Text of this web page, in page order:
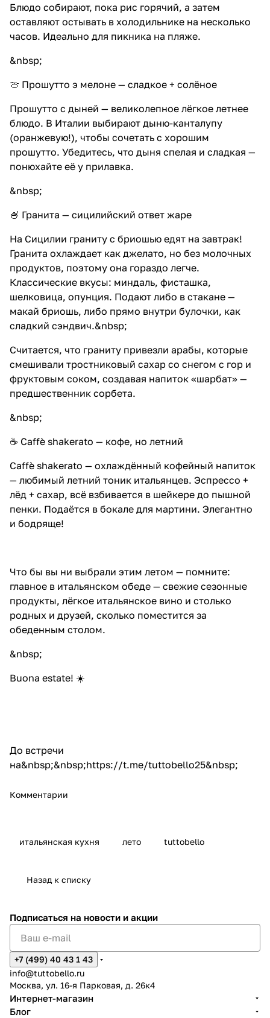
Блюдо собирают, пока рис горячий, а затем
оставляют остывать в холодильнике на несколько
часов. Идеально для пикника на пляже.
&nbsp;
🍈 Прошутто э мелоне — сладкое + солёное
Прошутто с дыней — великолепное лёгкое летнее
блюдо. В Италии выбирают дыню-канталупу
(оранжевую!), чтобы сочетать с хорошим
прошутто. Убедитесь, что дыня спелая и сладкая —
понюхайте её у прилавка.
&nbsp;
🍧 Гранита — сицилийский ответ жаре
На Сицилии граниту с бриошью едят на завтрак!
Гранита охлаждает как джелато, но без молочных
продуктов, поэтому она гораздо легче.
Классические вкусы: миндаль, фисташка,
шелковица, опунция. Подают либо в стакане —
макай бриошь, либо прямо внутри булочки, как
сладкий сэндвич.&nbsp;
Считается, что граниту привезли арабы, которые
смешивали тростниковый сахар со снегом с гор и
фруктовым соком, создавая напиток «шарбат» —
предшественник сорбета.
&nbsp;
☕ Caffè shakerato — кофе, но летний
Caffè shakerato — охлаждённый кофейный напиток
— любимый летний тоник итальянцев. Эспрессо +
лёд + сахар, всё взбивается в шейкере до пышной
пенки. Подаётся в бокале для мартини. Элегантно
и бодряще!
Что бы вы ни выбрали этим летом — помните:
главное в итальянском обеде — свежие сезонные
продукты, лёгкое итальянское вино и столько
родных и друзей, сколько поместится за
обеденным столом.
&nbsp;
Buona estate! ☀️
До встречи
на&nbsp;&nbsp;https://t.me/tuttobello25&nbsp;
Комментарии
итальянская кухня лето tuttobello
Назад к списку
Подписаться на новости и акции
+7 (499) 40 43 1 43
info@tuttobello.ru
Москва, ул. 16-я Парковая, д. 26к4
Интернет-магазин
Блог